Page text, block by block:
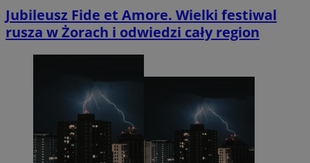
Jubileusz Fide et Amore. Wielki festiwal
rusza w Żorach i odwiedzi cały region